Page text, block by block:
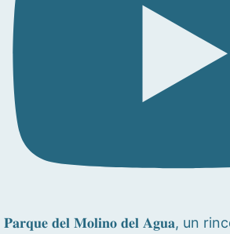
𝐏𝐚𝐫𝐪𝐮𝐞 𝐝𝐞𝐥 𝐌𝐨𝐥𝐢𝐧𝐨 𝐝𝐞𝐥 𝐀𝐠𝐮𝐚, un